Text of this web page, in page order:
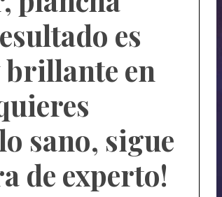
es
brillante en
sano, sigue
de experto!